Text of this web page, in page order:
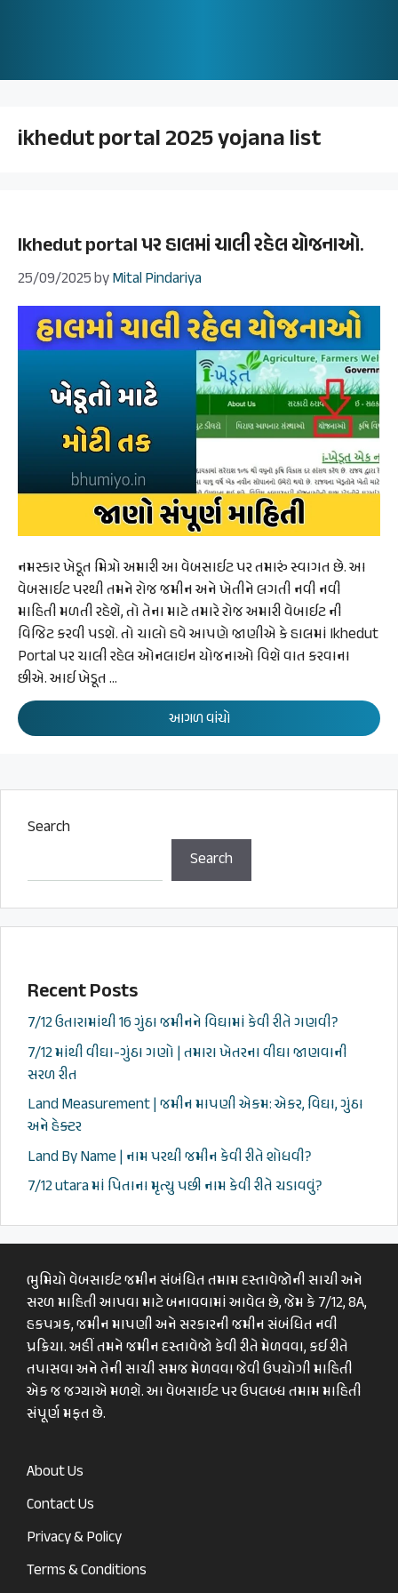
ikhedut portal 2025 yojana list
Ikhedut portal પર હાલમાં ચાલી રહેલ યોજનાઓ.
25/09/2025byMital Pindariya
નમસ્કાર ખેડૂત મિત્રો અમારી આ વેબસાઈટ પર તમારું સ્વાગત છે. આ
વેબસાઈટ પરથી તમને રોજ જમીન અને ખેતીને લગતી નવી નવી
માહિતી મળતી રહેશે, તો તેના માટે તમારે રોજ અમારી વેબાઈટ ની
વિજિટ કરવી પડશે. તો ચાલો હવે આપણે જાણીએ કે હાલમાં Ikhedut
Portal પર ચાલી રહેલ ઓનલાઇન યોજનાઓ વિશે વાત કરવાના
છીએ. આઈ ખેડૂત …
આગળ વાંચો
Search
Search
Recent Posts
7/12 ઉતારામાંથી 16 ગુંઠા જમીનને વિઘામાં કેવી રીતે ગણવી?
7/12 માંથી વીઘા-ગુંઠા ગણો | તમારા ખેતરના વીઘા જાણવાની
સરળ રીત
Land Measurement | જમીન માપણી એકમ: એકર, વિઘા, ગુંઠા
અને હેક્ટર
Land By Name | નામ પરથી જમીન કેવી રીતે શોધવી?
7/12 utara માં પિતાના મૃત્યુ પછી નામ કેવી રીતે ચડાવવું?
ભુમિયો વેબસાઈટ જમીન સંબંધિત તમામ દસ્તાવેજોની સાચી અને
સરળ માહિતી આપવા માટે બનાવવામાં આવેલ છે, જેમ કે 7/12, 8A,
હકપત્રક, જમીન માપણી અને સરકારની જમીન સંબંધિત નવી
પ્રક્રિયા. અહીં તમને જમીન દસ્તાવેજો કેવી રીતે મેળવવા, કઈ રીતે
તપાસવા અને તેની સાચી સમજ મેળવવા જેવી ઉપયોગી માહિતી
એક જ જગ્યાએ મળશે. આ વેબસાઈટ પર ઉપલબ્ધ તમામ માહિતી
સંપૂર્ણ મફત છે.
About Us
Contact Us
Privacy & Policy
Terms & Conditions